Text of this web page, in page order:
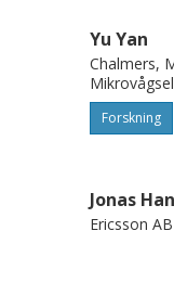
Yu Yan
Chalmers,
Forskning
Jonas
Ericsson AB